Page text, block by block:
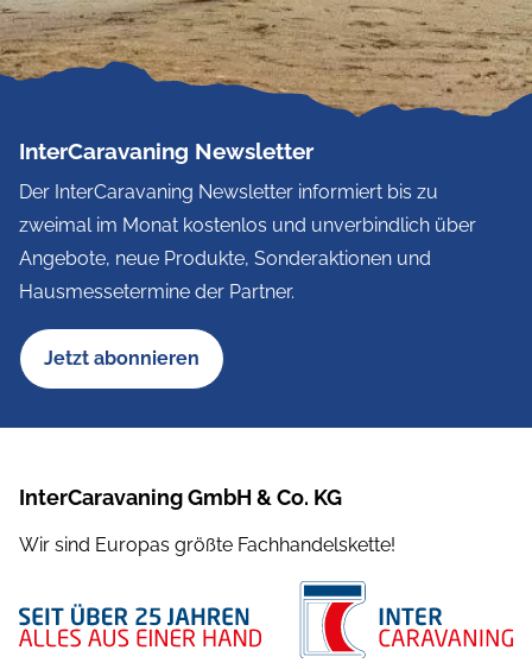
InterCaravaning Newsletter
Der InterCaravaning Newsletter informiert bis zu
zweimal im Monat kostenlos und unverbindlich über
Angebote, neue Produkte, Sonderaktionen und
Hausmessetermine der Partner.
Jetzt abonnieren
InterCaravaning GmbH & Co. KG
Wir sind Europas größte Fachhandelskette!